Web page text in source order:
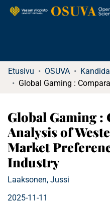
Etusivu OSUVA
Global Gaming :
Analysis of
Market
Industry
Laaksonen, Jussi
2025-11-11